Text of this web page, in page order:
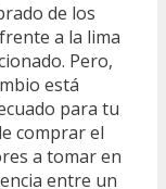
de los
a la lima
Pero,
está
para tu
comprar el
a tomar en
entre un